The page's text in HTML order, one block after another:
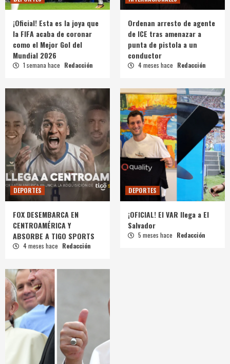
¡Oficial! Esta es la joya que
la FIFA acaba de coronar
como el Mejor Gol del
Mundial 2026
1 semana hace Redacción
Ordenan arresto de agente
de ICE tras amenazar a
punta de pistola a un
conductor
4 meses hace Redacción
DEPORTES
FOX DESEMBARCA EN
CENTROAMÉRICA Y
ABSORBE A TIGO SPORTS
4 meses hace Redacción
DEPORTES
¡OFICIAL! El VAR llega a El
Salvador
5 meses hace Redacción